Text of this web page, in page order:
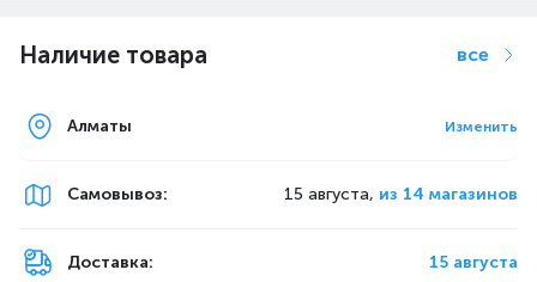
Наличие товара все
Алматы Изменить
Самовывоз: 15 августа, из 14 магазинов
Доставка: 15 августа